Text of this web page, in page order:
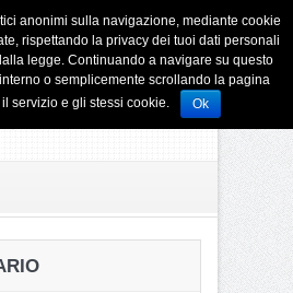
anonimi sulla navigazione, mediante cookie
rispettando la privacy dei tuoi dati personali
legge. Continuando a navigare su questo
o semplicemente scrollando la pagina
servizio e gli stessi cookie.
Ok